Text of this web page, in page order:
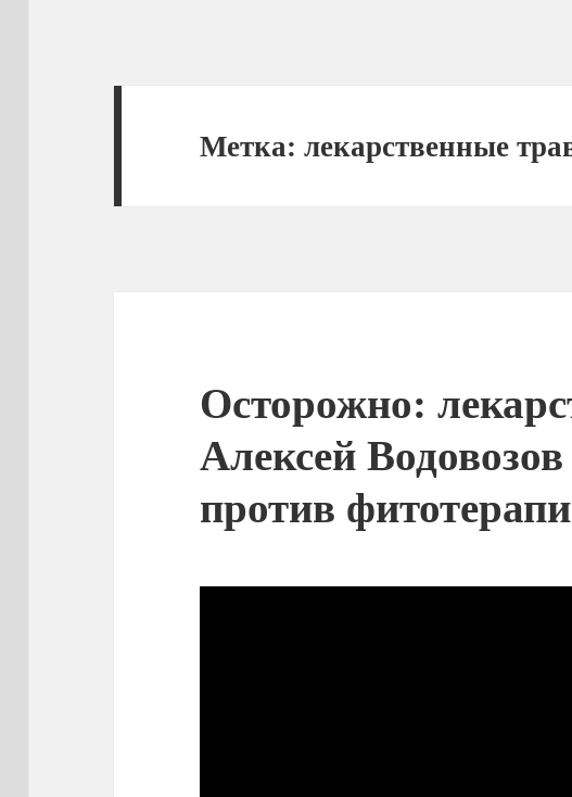
Метка:лекарственные
Осторожно:
Алексей
против